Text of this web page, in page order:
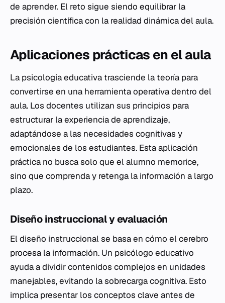
de aprender. El reto sigue siendo equilibrar la
precisión científica con la realidad dinámica del aula.
Aplicaciones prácticas en el aula
La psicología educativa trasciende la teoría para
convertirse en una herramienta operativa dentro del
aula. Los docentes utilizan sus principios para
estructurar la experiencia de aprendizaje,
adaptándose a las necesidades cognitivas y
emocionales de los estudiantes. Esta aplicación
práctica no busca solo que el alumno memorice,
sino que comprenda y retenga la información a largo
plazo.
Diseño instruccional y evaluación
El diseño instruccional se basa en cómo el cerebro
procesa la información. Un psicólogo educativo
ayuda a dividir contenidos complejos en unidades
manejables, evitando la sobrecarga cognitiva. Esto
implica presentar los conceptos clave antes de